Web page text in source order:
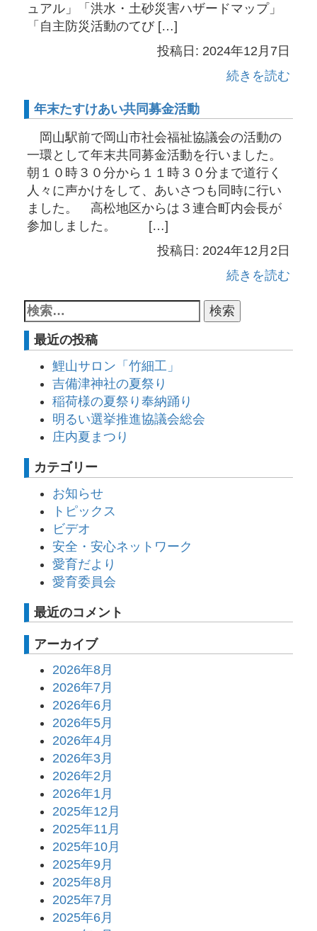
ュアル」「洪水・土砂災害ハザードマップ」
「自主防災活動のてび […]
投稿日: 2024年12月7日
続きを読む
年末たすけあい共同募金活動
岡山駅前で岡山市社会福祉協議会の活動の
一環として年末共同募金活動を行いました。
朝１０時３０分から１１時３０分まで道行く
人々に声かけをして、あいさつも同時に行い
ました。 高松地区からは３連合町内会長が
参加しました。 […]
投稿日: 2024年12月2日
続きを読む
最近の投稿
鯉山サロン「竹細工」
吉備津神社の夏祭り
稲荷様の夏祭り奉納踊り
明るい選挙推進協議会総会
庄内夏まつり
カテゴリー
お知らせ
トピックス
ビデオ
安全・安心ネットワーク
愛育だより
愛育委員会
最近のコメント
アーカイブ
2026年8月
2026年7月
2026年6月
2026年5月
2026年4月
2026年3月
2026年2月
2026年1月
2025年12月
2025年11月
2025年10月
2025年9月
2025年8月
2025年7月
2025年6月